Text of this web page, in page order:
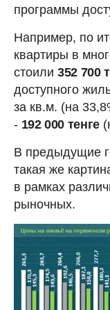
программы
Например, по
квартиры в
стоили 352 700
доступного
за кв.м. (на
- 192 000 тенге
В предыдущие
такая же
в рамках
рыночных.